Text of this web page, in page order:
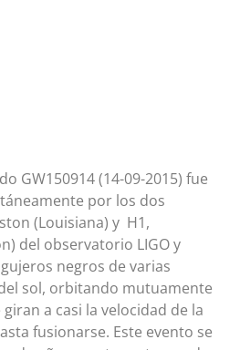
GW150914 (14-09-2015) fue
por los dos
(Louisiana) y H1,
del observatorio LIGO y
negros de varias
sol, orbitando mutuamente
a casi la velocidad de la
fusionarse. Este evento se